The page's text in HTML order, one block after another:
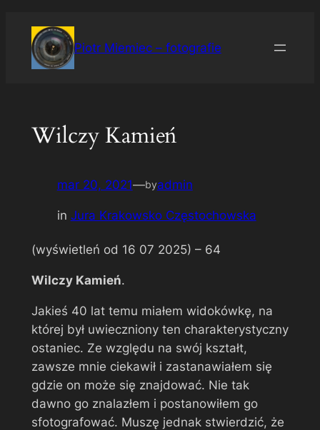
treści
Piotr Miemiec – fotografie
Wilczy Kamień
mar 20, 2021—byadmin
in Jura Krakowsko Częstochowska
(wyświetleń od 16 07 2025) – 64
Wilczy Kamień.
Jakieś 40 lat temu miałem widokówkę, na
której był uwieczniony ten charakterystyczny
ostaniec. Ze względu na swój kształt,
zawsze mnie ciekawił i zastanawiałem się
gdzie on może się znajdować. Nie tak
dawno go znalazłem i postanowiłem go
sfotografować. Muszę jednak stwierdzić, że